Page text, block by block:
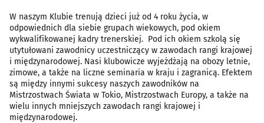
W naszym Klubie trenują dzieci już od 4 roku życia, w
odpowiednich dla siebie grupach wiekowych, pod okiem
wykwalifikowanej kadry trenerskiej. Pod ich okiem szkolą się
utytułowani zawodnicy uczestniczący w zawodach rangi krajowej
i międzynarodowej. Nasi klubowicze wyjeżdżają na obozy letnie,
zimowe, a także na liczne seminaria w kraju i zagranicą. Efektem
są między innymi sukcesy naszych zawodników na
Mistrzostwach Świata w Tokio, Mistrzostwach Europy, a także na
wielu innych mniejszych zawodach rangi krajowej i
międzynarodowej.